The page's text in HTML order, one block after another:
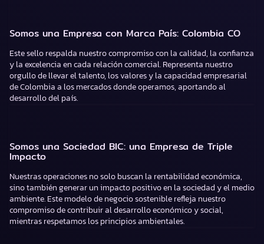
Somos una Empresa con Marca País: Colombia CO
Este sello respalda nuestro compromiso con la calidad, la confianza
y la excelencia en cada relación comercial. Representa nuestro
orgullo de llevar el talento, los valores y la capacidad empresarial
de Colombia a los mercados donde operamos, aportando al
desarrollo del país.
Somos una Sociedad BIC: una Empresa de Triple
Impacto
Nuestras operaciones no solo buscan la rentabilidad económica,
sino también generar un impacto positivo en la sociedad y el medio
ambiente. Este modelo de negocio sostenible refleja nuestro
compromiso de contribuir al desarrollo económico y social,
mientras respetamos los principios ambientales.